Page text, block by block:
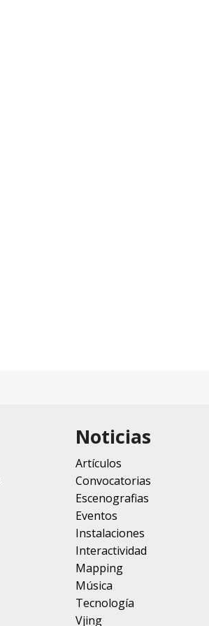
Noticias
Artículos
Convocatorias
Escenografias
Eventos
Instalaciones
Interactividad
Mapping
Música
Tecnología
Vjing